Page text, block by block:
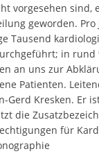
vorgesehen sind,
geworden. Pro
Tausend
in rund
an uns zur
Patienten.
Gerd Kresken. Er
die
für